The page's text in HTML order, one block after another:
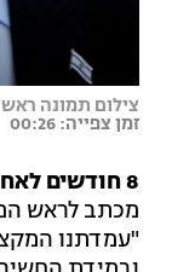
צילום תמונה
זמן צפייה: 00:26
8 חודשים לאחר שהחלה המלחמה:
"עמדתנו